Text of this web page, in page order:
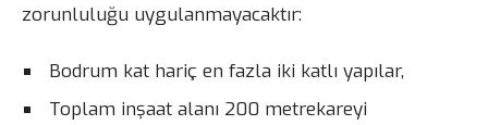
zorunluluğu uygulanmayacaktır:
Bodrum kat hariç en fazla iki katlı yapılar,
Toplam inşaat alanı 200 metrekareyi